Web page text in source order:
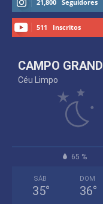
21,800 Seguidores
511 Inscritos
CAMPO
Céu Limpo
65 %
SÁB
35°
DOM
36°